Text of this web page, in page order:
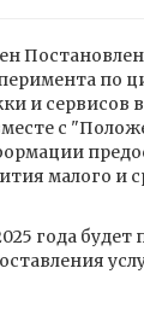
и сервисов
с
малого и
года